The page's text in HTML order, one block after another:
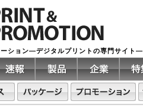
ーション―デジタルプリントの専門サイト